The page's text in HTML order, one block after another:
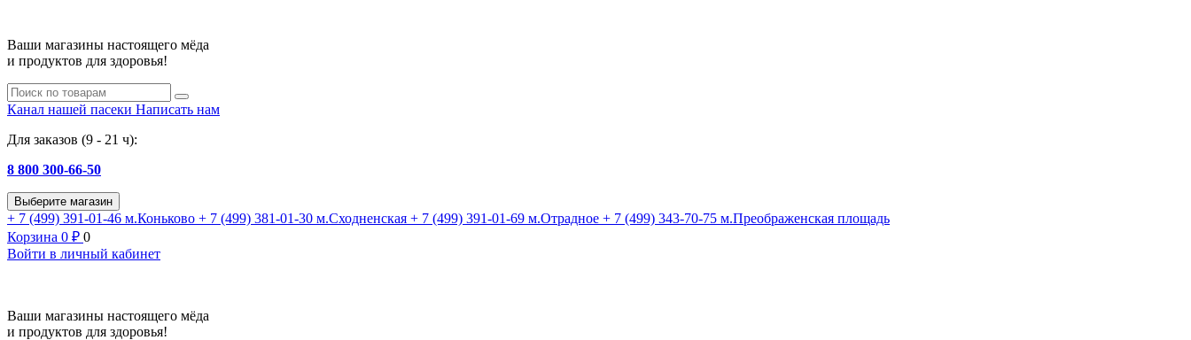
Ваши магазины настоящего мёда
и продуктов для здоровья!
Канал нашей пасеки Написать нам
Для заказов (9 - 21 ч):
8 800 300-66-50
Выберите магазин
+ 7 (499) 391-01-46 м.Коньково + 7 (499) 381-01-30 м.Сходненская + 7 (499) 391-01-69 м.Отрадное + 7 (499) 343-70-75 м.Преображенская площадь
Корзина 0 ₽ 0
Войти в личный кабинет
Ваши магазины настоящего мёда
и продуктов для здоровья!